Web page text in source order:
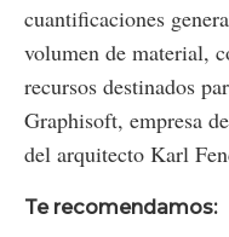
cuantificaciones
volumen de material,
recursos destinados
Graphisoft, empresa
del arquitecto Karl
Te recomendamos: